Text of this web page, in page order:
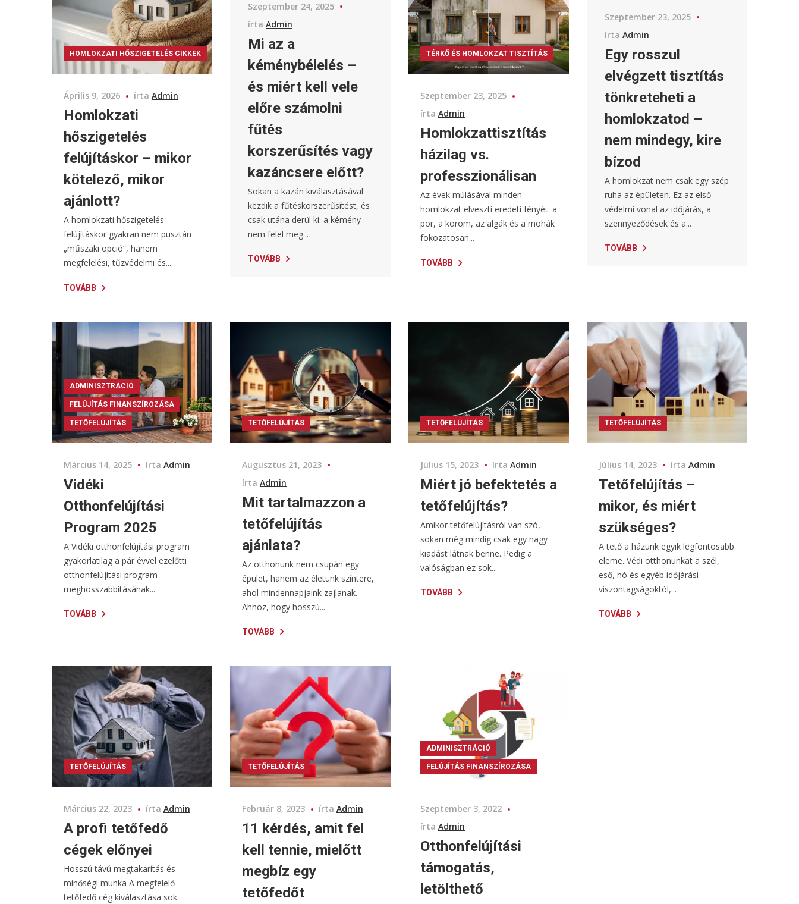
HOMLOKZATI HŐSZIGETELÉS CIKKEK
Április 9, 2026 írta Admin
Homlokzati
hőszigetelés
felújításkor – mikor
kötelező, mikor
ajánlott?
A homlokzati hőszigetelés
felújításkor gyakran nem pusztán
„műszaki opció”, hanem
megfelelési, tűzvédelmi és...
TOVÁBB
Szeptember 24, 2025
írta Admin
Mi az a
kéménybélelés –
és miért kell vele
előre számolni
fűtés
korszerűsítés vagy
kazáncsere előtt?
Sokan a kazán kiválasztásával
kezdik a fűtéskorszerűsítést, és
csak utána derül ki: a kémény
nem felel meg...
TOVÁBB
TÉRKŐ ÉS HOMLOKZAT TISZTÍTÁS
Szeptember 23, 2025
írta Admin
Homlokzattisztítás
házilag vs.
professzionálisan
Az évek múlásával minden
homlokzat elveszti eredeti fényét: a
por, a korom, az algák és a mohák
fokozatosan...
TOVÁBB
Szeptember 23, 2025
írta Admin
Egy rosszul
elvégzett tisztítás
tönkreteheti a
homlokzatod –
nem mindegy, kire
bízod
A homlokzat nem csak egy szép
ruha az épületen. Ez az első
védelmi vonal az időjárás, a
szennyeződések és a...
TOVÁBB
ADMINISZTRÁCIÓ
FELÚJÍTÁS FINANSZÍROZÁSA
TETŐFELÚJÍTÁS
Március 14, 2025 írta Admin
Vidéki
Otthonfelújítási
Program 2025
A Vidéki otthonfelújítási program
gyakorlatilag a pár évvel ezelőtti
otthonfelújítási program
meghosszabbításának...
TOVÁBB
TETŐFELÚJÍTÁS
Augusztus 21, 2023
írta Admin
Mit tartalmazzon a
tetőfelújítás
ajánlata?
Az otthonunk nem csupán egy
épület, hanem az életünk színtere,
ahol mindennapjaink zajlanak.
Ahhoz, hogy hosszú...
TOVÁBB
TETŐFELÚJÍTÁS
Július 15, 2023 írta Admin
Miért jó befektetés a
tetőfelújítás?
Amikor tetőfelújításról van szó,
sokan még mindig csak egy nagy
kiadást látnak benne. Pedig a
valóságban ez sok...
TOVÁBB
TETŐFELÚJÍTÁS
Július 14, 2023 írta Admin
Tetőfelújítás –
mikor, és miért
szükséges?
A tető a házunk egyik legfontosabb
eleme. Védi otthonunkat a szél,
eső, hó és egyéb időjárási
viszontagságoktól,...
TOVÁBB
TETŐFELÚJÍTÁS
Március 22, 2023 írta Admin
A profi tetőfedő
cégek előnyei
Hosszú távú megtakarítás és
minőségi munka A megfelelő
tetőfedő cég kiválasztása sok
TETŐFELÚJÍTÁS
Február 8, 2023 írta Admin
11 kérdés, amit fel
kell tennie, mielőtt
megbíz egy
tetőfedőt
ADMINISZTRÁCIÓ
FELÚJÍTÁS FINANSZÍROZÁSA
Szeptember 3, 2022
írta Admin
Otthonfelújítási
támogatás,
letölthető